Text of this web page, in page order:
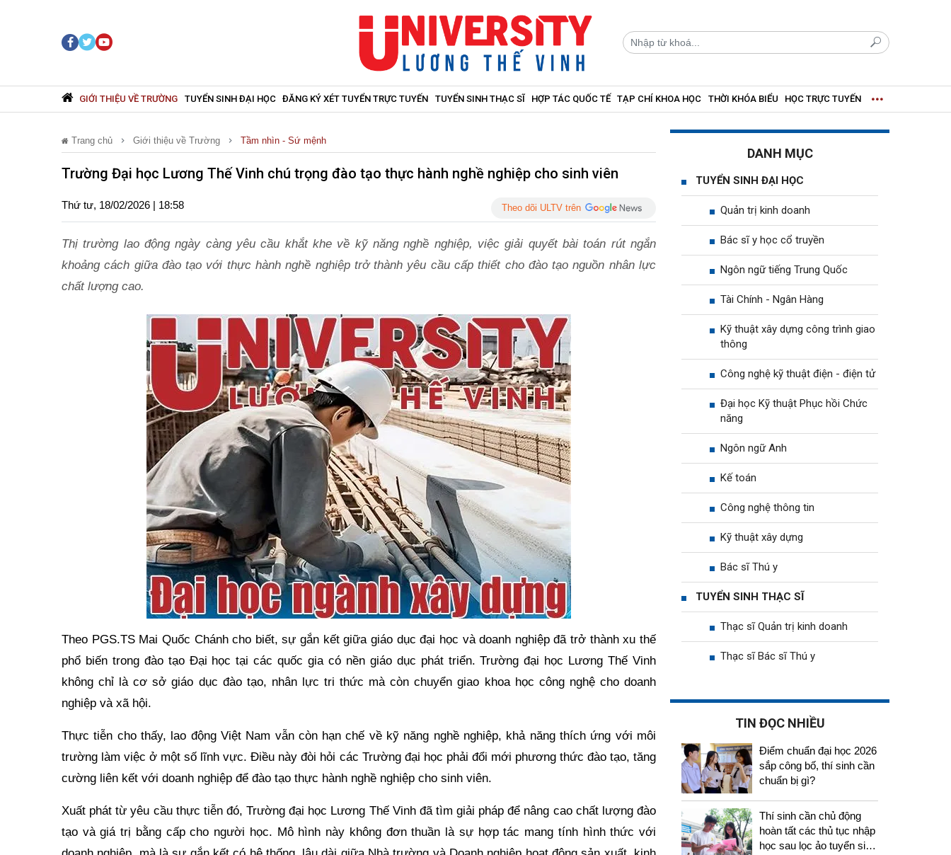
GIỚI THIỆU VỀ TRƯỜNG TUYỂN SINH ĐẠI HỌC ĐĂNG KÝ XÉT TUYỂN TRỰC TUYẾN TUYỂN SINH THẠC SĨ HỢP TÁC QUỐC TẾ TẠP CHÍ KHOA HỌC THỜI KHÓA BIỂU HỌC TRỰC TUYẾN
Trang chủ Giới thiệu về Trường Tầm nhìn - Sứ mệnh
Trường Đại học Lương Thế Vinh chú trọng đào tạo thực hành nghề nghiệp cho sinh viên
Thứ tư, 18/02/2026 | 18:58 Theo dõi ULTV trên
Thị trường lao động ngày càng yêu cầu khắt khe về kỹ năng nghề nghiệp, việc giải quyết bài toán rút ngắn
khoảng cách giữa đào tạo với thực hành nghề nghiệp trở thành yêu cầu cấp thiết cho đào tạo nguồn nhân lực
chất lượng cao.
Theo PGS.TS Mai Quốc Chánh cho biết, sự gắn kết giữa giáo dục đại học và doanh nghiệp đã trở thành xu thế
phổ biến trong đào tạo Đại học tại các quốc gia có nền giáo dục phát triển. Trường đại học Lương Thế Vinh
không chỉ là cơ sở giáo dục đào tạo, nhân lực tri thức mà còn chuyển giao khoa học công nghệ cho doanh
nghiệp và xã hội.
Thực tiễn cho thấy, lao động Việt Nam vẫn còn hạn chế về kỹ năng nghề nghiệp, khả năng thích ứng với môi
trường làm việc ở một số lĩnh vực. Điều này đòi hỏi các Trường đại học phải đổi mới phương thức đào tạo, tăng
cường liên kết với doanh nghiệp để đào tạo thực hành nghề nghiệp cho sinh viên.
Xuất phát từ yêu cầu thực tiễn đó, Trường đại học Lương Thế Vinh đã tìm giải pháp để nâng cao chất lượng đào
tạo và giá trị bằng cấp cho người học. Mô hình này không đơn thuần là sự hợp tác mang tính hình thức với
DANH MỤC
TUYỂN SINH ĐẠI HỌC
Quản trị kinh doanh
Bác sĩ y học cổ truyền
Ngôn ngữ tiếng Trung Quốc
Tài Chính - Ngân Hàng
Kỹ thuật xây dựng công trình giao
thông
Công nghệ kỹ thuật điện - điện tử
Đại học Kỹ thuật Phục hồi Chức
năng
Ngôn ngữ Anh
Kế toán
Công nghệ thông tin
Kỹ thuật xây dựng
Bác sĩ Thú y
TUYỂN SINH THẠC SĨ
Thạc sĩ Quản trị kinh doanh
Thạc sĩ Bác sĩ Thú y
TIN ĐỌC NHIỀU
Điểm chuẩn đại học 2026
sắp công bố, thí sinh cần
chuẩn bị gì?
Thí sinh cần chủ động
hoàn tất các thủ tục nhập
học sau lọc ảo tuyển sinh